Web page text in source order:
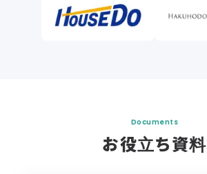
Documents
お役立ち資料